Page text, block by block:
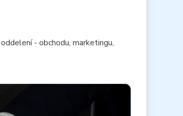
- obchodu, marketingu,